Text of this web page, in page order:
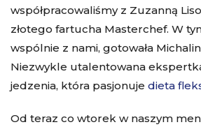
współpracowaliśmy z Zuzanną
złotego fartucha Masterchef. W
wspólnie z nami, gotowała
Niezwykle utalentowana
jedzenia, która pasjonuje dieta
Od teraz co wtorek w naszym